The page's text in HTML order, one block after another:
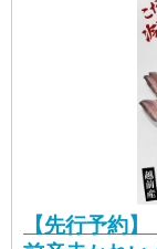
【先行予約